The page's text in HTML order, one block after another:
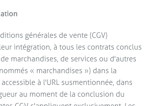
générales de vente (CGV)
intégration, à tous les contrats conclus
marchandises, de services ou d'autres
« marchandises ») dans la
à l'URL susmentionnée, dans
au moment de la conclusion du